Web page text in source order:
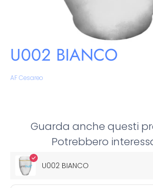
U002 BIANCO
Venditore:
AF Cesareo
Guarda anche questi
Potrebbero
U002 BIANCO